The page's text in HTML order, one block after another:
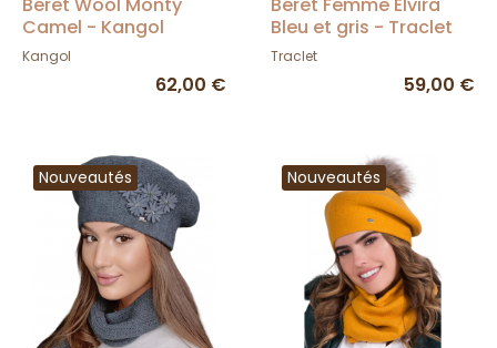
Camel - Kangol
Kangol
62,00 €
Bleu et gris - Traclet
Traclet
59,00 €
Nouveautés Nouveautés